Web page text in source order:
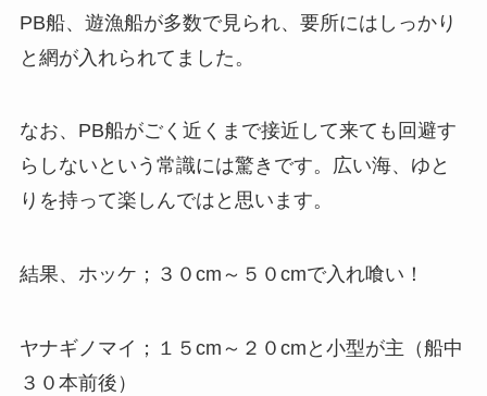
PB船、遊漁船が多数で見られ、要所にはしっかり
と網が入れられてました。
なお、PB船がごく近くまで接近して来ても回避す
らしないという常識には驚きです。広い海、ゆと
りを持って楽しんではと思います。
結果、ホッケ；３０cm～５０cmで入れ喰い！
ヤナギノマイ；１５cm～２０cmと小型が主（船中
３０本前後）